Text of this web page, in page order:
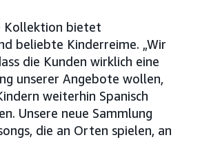
Kollektion bietet
beliebte Kinderreime. „Wir
die Kunden wirklich eine
unserer Angebote wollen,
weiterhin Spanisch
Unsere neue Sammlung
die an Orten spielen, an